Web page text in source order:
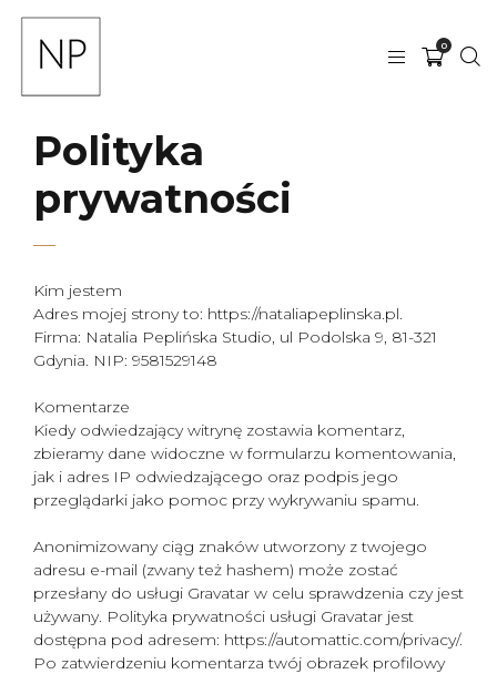
0
Polityka
prywatności
Kim jestem
Adres mojej strony to: https://nataliapeplinska.pl.
Firma: Natalia Peplińska Studio, ul Podolska 9, 81-321
Gdynia. NIP: 9581529148
Komentarze
Kiedy odwiedzający witrynę zostawia komentarz,
zbieramy dane widoczne w formularzu komentowania,
jak i adres IP odwiedzającego oraz podpis jego
przeglądarki jako pomoc przy wykrywaniu spamu.
Anonimizowany ciąg znaków utworzony z twojego
adresu e-mail (zwany też hashem) może zostać
przesłany do usługi Gravatar w celu sprawdzenia czy jest
używany. Polityka prywatności usługi Gravatar jest
dostępna pod adresem: https://automattic.com/privacy/.
Po zatwierdzeniu komentarza twój obrazek profilowy